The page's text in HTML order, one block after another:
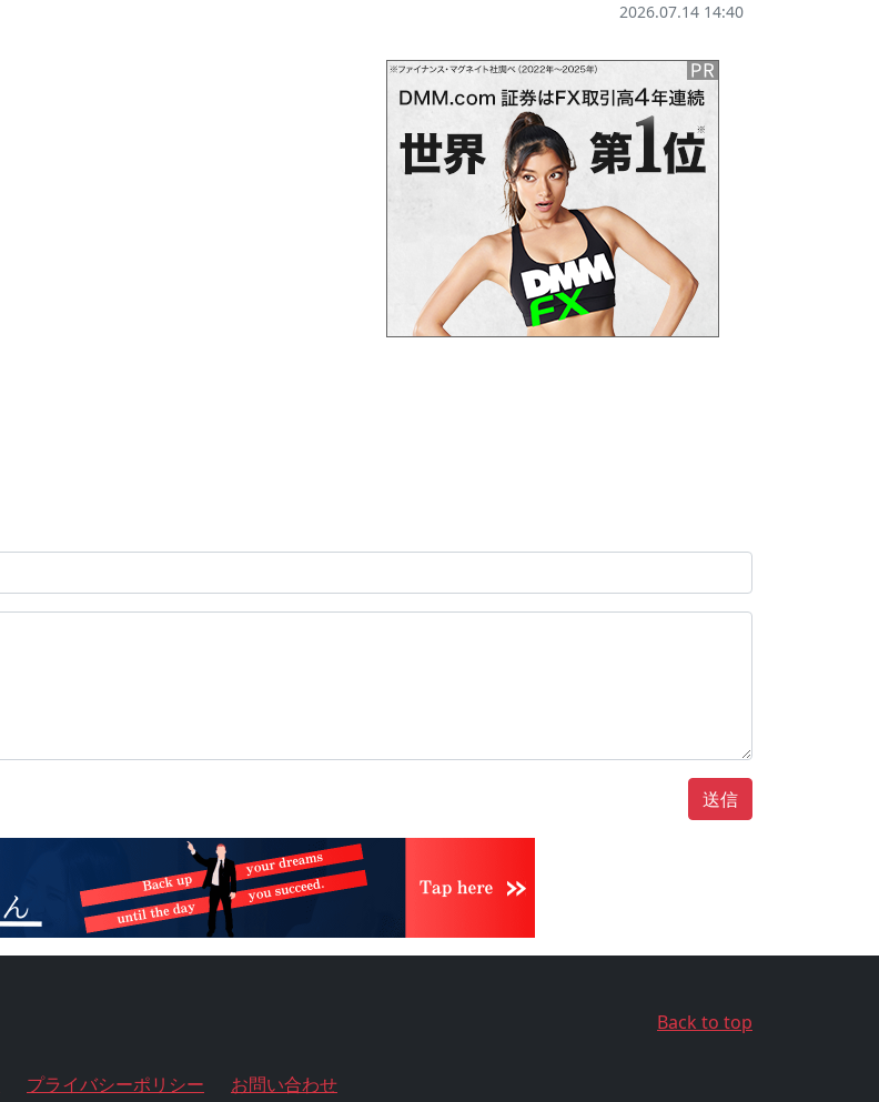
2026.07.14 14:40
送信
Back to top
プライバシーポリシー お問い合わせ